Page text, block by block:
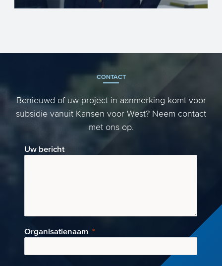
CONTACT
Benieuwd of uw project in aanmerking komt voor
subsidie vanuit Kansen voor West? Neem contact
met ons op.
Uw bericht
Organisatienaam